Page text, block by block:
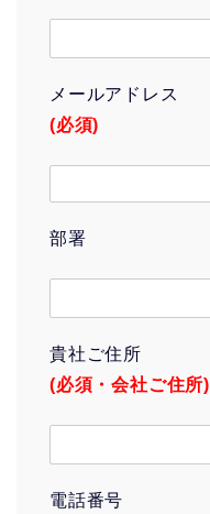
メールアドレス
(必須)
部署
貴社ご住所
(必須・会社ご住所)
電話番号